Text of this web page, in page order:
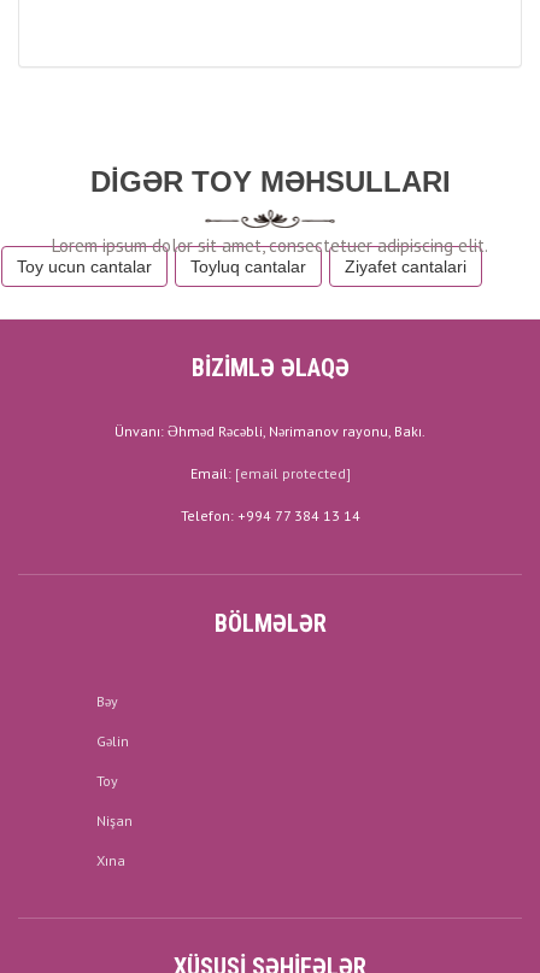
DIGƏR TOY MƏHSULLARI
Toy ucun cantalar Toyluq cantalar Ziyafet cantalari
BİZİMLƏ ƏLAQƏ
Ünvanı: Əhməd Rəcəbli, Nərimanov rayonu, Bakı.
Email: [email protected]
Telefon: +994 77 384 13 14
BÖLMƏLƏR
Bəy
Gəlin
Toy
Nişan
Xına
XÜSUSI SƏHIFƏLƏR